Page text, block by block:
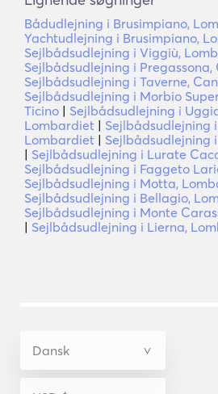
Bådudlejning i Brusimpiano,
Yachtudlejning i Brusimpiano,
Sejlbådsudlejning i Viggiù,
Sejlbådsudlejning i Pregassona,
Sejlbådsudlejning i Taverne,
Sejlbådsudlejning i Morbio
Ticino | Sejlbådsudlejning i
Lombardiet | Sejlbådsudlejning
Lombardiet | Sejlbådsudlejning
| Sejlbådsudlejning i Lurate
Sejlbådsudlejning i Faggeto
Sejlbådsudlejning i Motta,
Sejlbådsudlejning i Bellagio,
Sejlbådsudlejning i Monte
| Sejlbådsudlejning i Lierna,